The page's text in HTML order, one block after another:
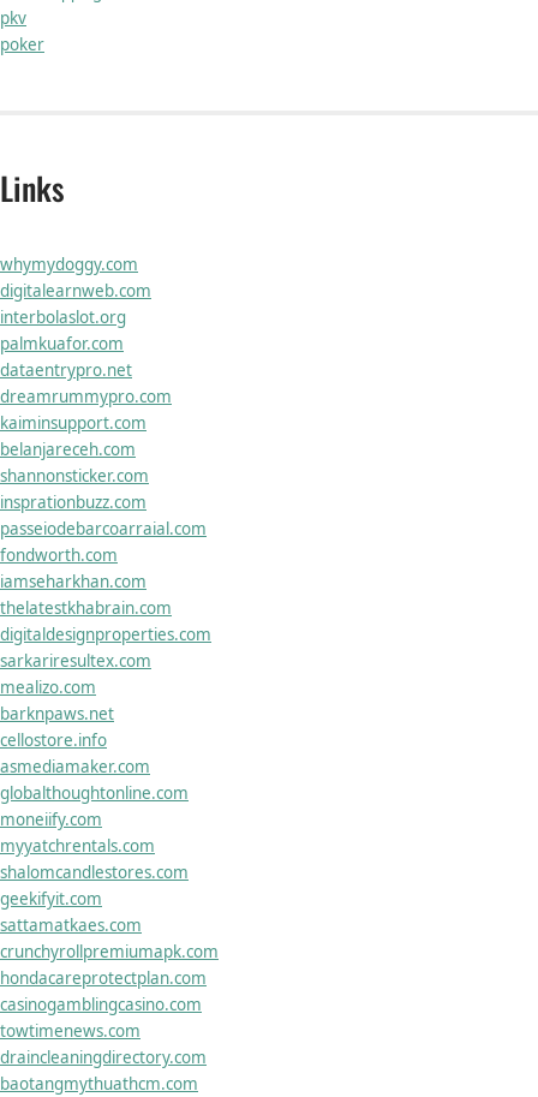
pkv
poker
Links
whymydoggy.com
digitalearnweb.com
interbolaslot.org
palmkuafor.com
dataentrypro.net
dreamrummypro.com
kaiminsupport.com
belanjareceh.com
shannonsticker.com
insprationbuzz.com
passeiodebarcoarraial.com
fondworth.com
iamseharkhan.com
thelatestkhabrain.com
digitaldesignproperties.com
sarkariresultex.com
mealizo.com
barknpaws.net
cellostore.info
asmediamaker.com
globalthoughtonline.com
moneiify.com
myyatchrentals.com
shalomcandlestores.com
geekifyit.com
sattamatkaes.com
crunchyrollpremiumapk.com
hondacareprotectplan.com
casinogamblingcasino.com
towtimenews.com
draincleaningdirectory.com
baotangmythuathcm.com